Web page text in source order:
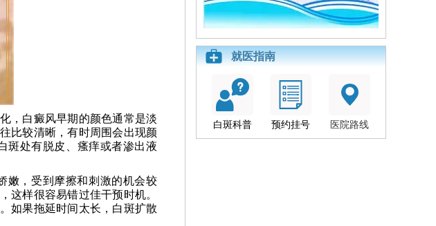
，白癜风早期的颜色通常是淡
比较清晰，有时周围会出现颜
斑处有脱皮、瘙痒或者渗出液
嫩，受到摩擦和刺激的机会较
这样很容易错过佳干预时机。
如果拖延时间太长，白斑扩散
就医指南
白斑科普 预约挂号 医院路线